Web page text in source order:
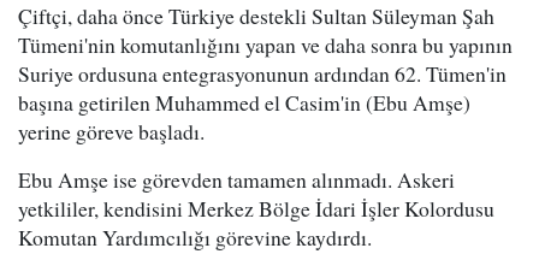
Çiftçi, daha önce Türkiye destekli Sultan Süleyman Şah
Tümeni'nin komutanlığını yapan ve daha sonra bu yapının
Suriye ordusuna entegrasyonunun ardından 62. Tümen'in
başına getirilen Muhammed el Casim'in (Ebu Amşe)
yerine göreve başladı.
Ebu Amşe ise görevden tamamen alınmadı. Askeri
yetkililer, kendisini Merkez Bölge İdari İşler Kolordusu
Komutan Yardımcılığı görevine kaydırdı.